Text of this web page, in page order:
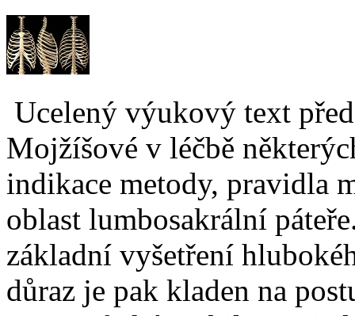
Ucelený výukový text
Mojžíšové v léčbě
indikace metody, pravidla
oblast lumbosakrální
základní vyšetření
důraz je pak kladen na